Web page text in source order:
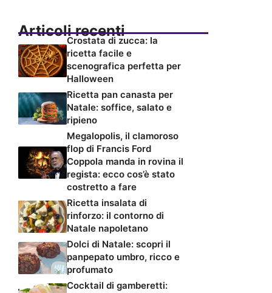
Articoli recenti
Crostata di zucca: la
ricetta facile e
scenografica perfetta per
Halloween
Ricetta pan canasta per
Natale: soffice, salato e
ripieno
Megalopolis, il clamoroso
flop di Francis Ford
Coppola manda in rovina il
regista: ecco cos’è stato
costretto a fare
Ricetta insalata di
rinforzo: il contorno di
Natale napoletano
Dolci di Natale: scopri il
panpepato umbro, ricco e
profumato
Cocktail di gamberetti: